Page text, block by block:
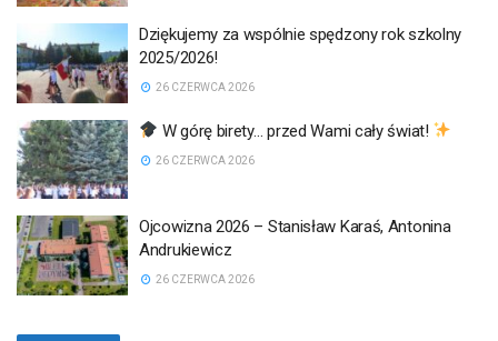
Dziękujemy za wspólnie spędzony rok szkolny
2025/2026!
26 CZERWCA 2026
W górę birety… przed Wami cały świat!
26 CZERWCA 2026
Ojcowizna 2026 – Stanisław Karaś, Antonina
Andrukiewicz
26 CZERWCA 2026